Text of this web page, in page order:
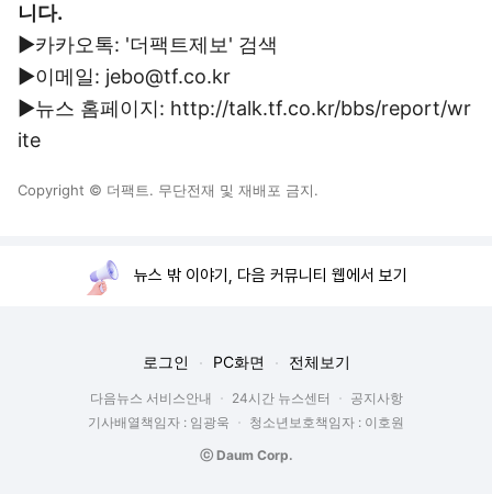
니다.
▶카카오톡: '더팩트제보' 검색
▶이메일: jebo@tf.co.kr
▶뉴스 홈페이지: http://talk.tf.co.kr/bbs/report/wr
ite
Copyright © 더팩트. 무단전재 및 재배포 금지.
뉴스 밖 이야기, 다음 커뮤니티 웹에서 보기
로그인 PC화면 전체보기
다음뉴스 서비스안내 24시간 뉴스센터
공지사항
기사배열책임자 : 임광욱
청소년보호책임자 : 이호원
ⓒ Daum Corp.